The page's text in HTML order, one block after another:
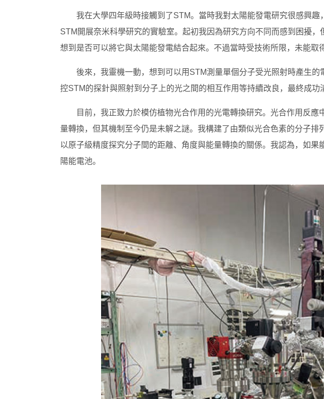
我在大學四年級時接觸到了STM。當時我對太陽能發電研究很感興趣
STM開展奈米科學研究的實驗室。起初我因為研究方向不同而感到困擾
想到是否可以將它與太陽能發電結合起來。不過當時受技術所限，未能取
後來，我靈機一動，想到可以用STM測量單個分子受光照射時產生
控STM的探針與照射到分子上的光之間的相互作用等持續改良，最終成功
目前，我正致力於模仿植物光合作用的光電轉換研究。光合作用反
量轉換，但其機制至今仍是未解之謎。我構建了由類似光合色素的分子排
以原子級精度探究分子間的距離、角度與能量轉換的關係。我認為，如果
陽能電池。